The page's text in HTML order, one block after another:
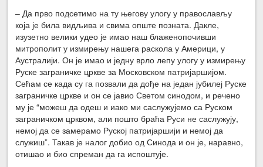
– Да прво подсетимо на ту његову улогу у православљу
која је била видљива и свима опште позната. Дакле,
изузетно велики удео је имао наш блаженопочивши
митрополит у измирењу нашега раскола у Америци, у
Аустралији. Он је имао и једну врло лепу улогу у измирењу
Руске заграничке цркве за Московском патријаршијом.
Сећам се када су га позвали да дође на један јубилеј Руске
заграничке цркве и он се јавио Светом синодом, и речено
му је “можеш да одеш и иако ми саслужујемо са Руском
заграничком црквом, али пошто браћа Руси не саслужују,
немој да се замерамо Руској патријаршији и немој да
служиш”. Такав је налог добио од Синода и он је, наравно,
отишао и био спреман да га испоштује.